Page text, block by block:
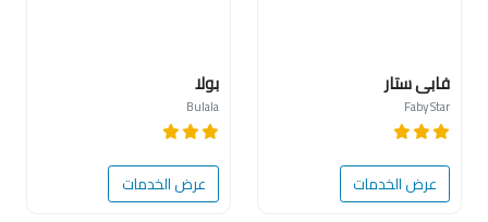
فابي ستار
Faby Star
عرض الخدمات
بولا
Bulala
عرض الخدمات